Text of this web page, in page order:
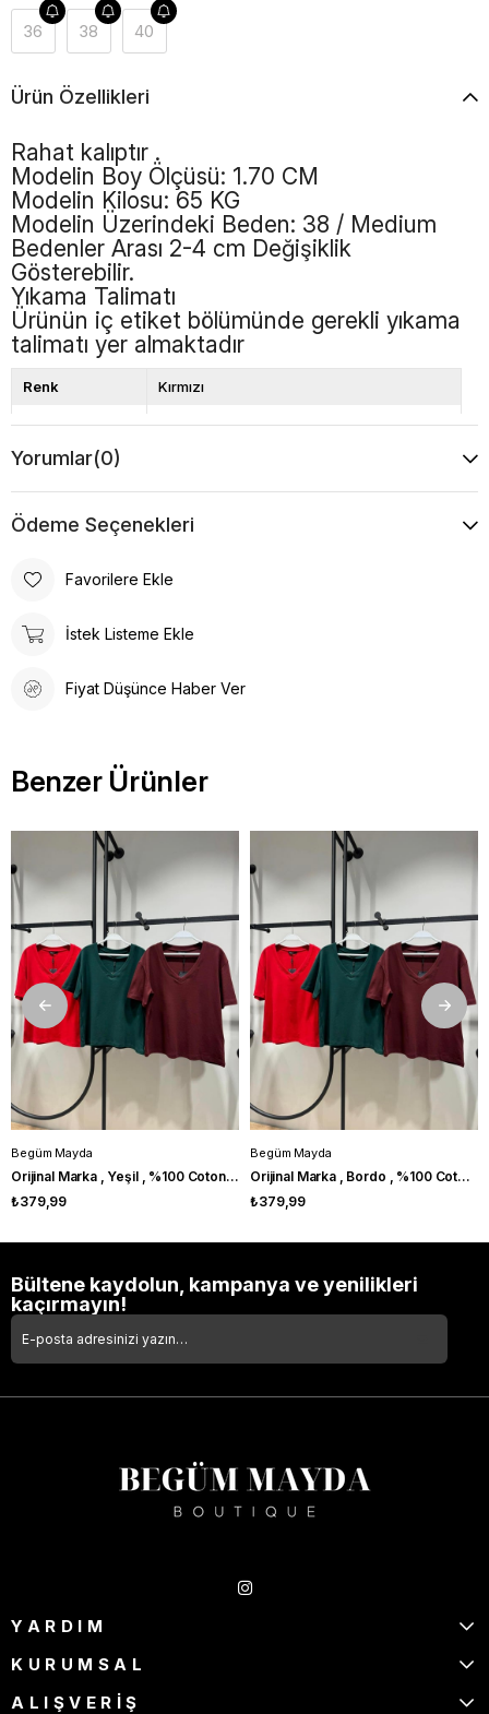
36 38 40
Ürün Özellikleri
Rahat kalıptır .
Modelin Boy Ölçüsü: 1.70 CM
Modelin Kilosu: 65 KG
Modelin Üzerindeki Beden: 38 / Medium
Bedenler Arası 2-4 cm Değişiklik
Gösterebilir.
Yıkama Talimatı
Ürünün iç etiket bölümünde gerekli yıkama
talimatı yer almaktadır
Renk Kırmızı
Kalıp Bol Kalıp
Boy
Desen Düz
Yorumlar(0)
Ödeme Seçenekleri
Favorilere Ekle
İstek Listeme Ekle
Fiyat Düşünce Haber Ver
Benzer Ürünler
Begüm Mayda
Orijinal Marka , Yeşil , %100 Coton , V Yaka Tshirt
₺379,99
Begüm Mayda
Orijinal Marka , Bordo , %100 Coton , V Yaka Tshirt
₺379,99
Bültene kaydolun, kampanya ve yenilikleri
kaçırmayın!
YARDIM
KURUMSAL
ALIŞVERİŞ